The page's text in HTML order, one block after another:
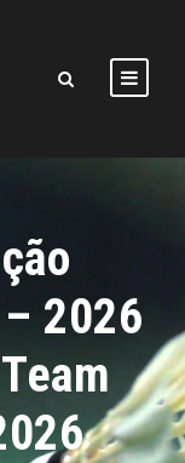
2026